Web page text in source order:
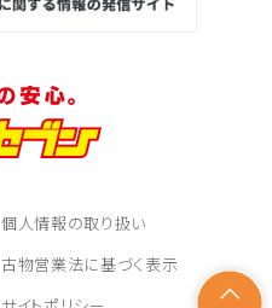
個人情報の取り扱い
古物営業法に基づく表示